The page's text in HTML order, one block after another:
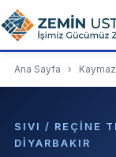
Ana Sayfa ›
SIVI / REÇINE
DIYARBAKIR